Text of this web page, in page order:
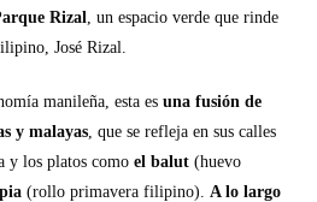
Rizal, un espacio verde que rinde
José Rizal.
manileña, esta esuna fusión de
y malayas, que se refleja en sus calles
y los platos comoel balut(huevo
(rollo primavera filipino).A lo largo